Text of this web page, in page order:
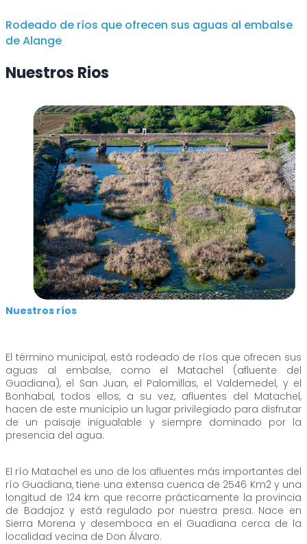
Rodeado de ríos que ofrecen sus aguas al embalse
de Alange
Nuestros Rios
Nuestros ríos
El término municipal, está rodeado de ríos que ofrecen sus
aguas al embalse, como el Matachel (afluente del
Guadiana), el San Juan, el Palomillas, el Valdemedel, y el
Bonhabal, todos ellos, a su vez, afluentes del Matachel,
hacen de este municipio un lugar privilegiado para disfrutar
de un paisaje inigualable y siempre dominado por la
presencia del agua.
El río Matachel es uno de los afluentes más importantes del
río Guadiana, tiene una extensa cuenca de 2546 Km2 y una
longitud de 124 km que recorre prácticamente la provincia
de Badajoz y está regulado por nuestra presa. Nace en
Sierra Morena y desemboca en el Guadiana cerca de la
localidad vecina de Don Álvaro.